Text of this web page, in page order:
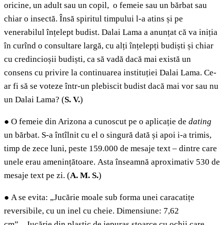
oricine, un adult sau un copil, o femeie sau un bărbat sau
chiar o insectă. Însă spiritul timpului l-a atins și pe
venerabilul înțelept budist. Dalai Lama a anunțat că va iniția
în curînd o consultare largă, cu alți înțelepți budiști și chiar
cu credincioșii budiști, ca să vadă dacă mai există un
consens cu privire la continuarea instituției Dalai Lama. Ce-
ar fi să se voteze într-un plebiscit budist dacă mai vor sau nu
un Dalai Lama? (S. V.)
● O femeie din Arizona a cunoscut pe o aplicație de dating
un bărbat. S-a întîlnit cu el o singură dată și apoi i-a trimis,
timp de zece luni, peste 159.000 de mesaje text – dintre care
unele erau amenințătoare. Asta înseamnă aproximativ 530 de
mesaje text pe zi. (A. M. S.)
● A se evita: „Jucărie moale sub forma unei caracatițe
reversibile, cu un inel cu cheie. Dimensiune: 7,62